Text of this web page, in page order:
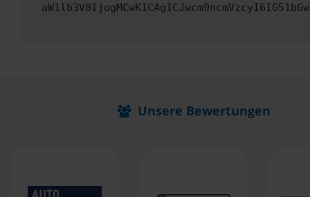
Unsere Bewertungen